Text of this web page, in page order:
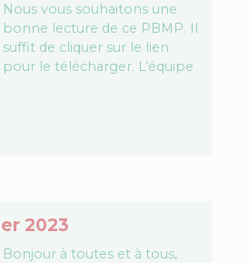
Nous vous souhaitons une
bonne lecture de ce PBMP. Il
suffit de cliquer sur le lien
pour le télécharger. L’équipe
2023
Bonjour à toutes et à tous,